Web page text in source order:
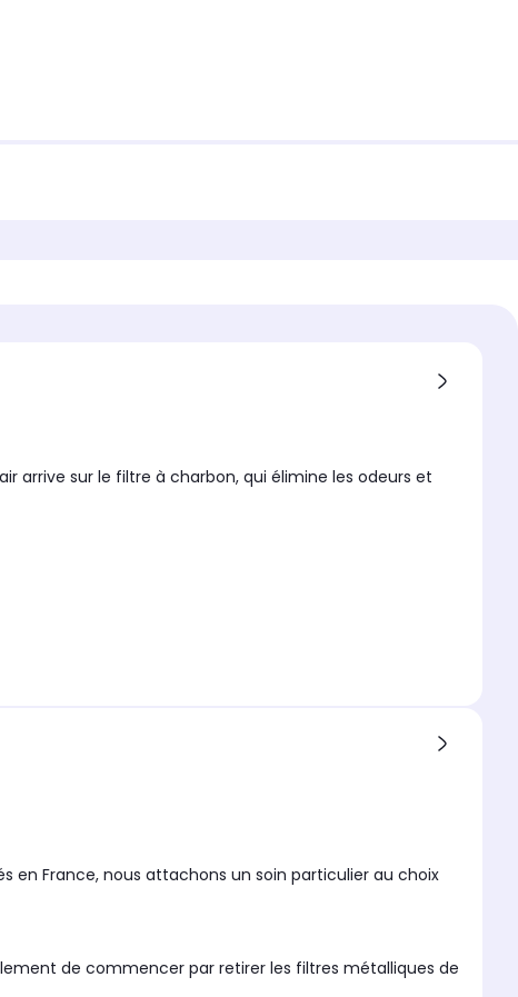
arrive sur le filtre à charbon, qui élimine les odeurs et
en France, nous attachons un soin particulier au choix
de commencer par retirer les filtres métalliques de